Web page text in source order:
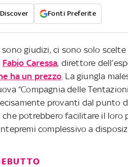
Fonti Preferite
sono giudizi, ci sono solo
Fabio Caressa, direttore
ha un prezzo . La giungla
“Compagnia delle
provanti dal punto
potrebbero facilitare il loro
complessivo a